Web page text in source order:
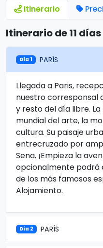
Itinerario
Itinerario de 11 días
Día 1 PARÍS
Llegada a Paris,
nuestro corresponsal
y resto del día libre.
mundial del arte, la
cultura. Su paisaje
entrecruzado por
Sena. ¡Empieza la
opcionalmente podrá
de los más famosos
Alojamiento.
Día 2 PARÍS